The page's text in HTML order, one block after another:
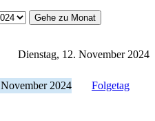
Gehe zu Monat
Dienstag, 12. November 2024
2024 Folgetag